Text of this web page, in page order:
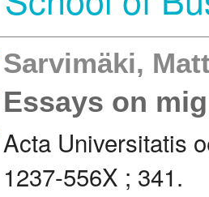
Sarvimäki,
Essays on
Acta Universitatis
1237-556X ; 341.